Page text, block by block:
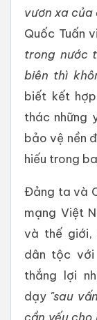
vươn xa của
Quốc Tuấn
trong nước
biên thì
biết kết
thác những
bảo vệ nền
hiếu trong
Đảng ta và
mạng Việt
và thế giới,
dân tộc với
thắng lợi
dạy "sau